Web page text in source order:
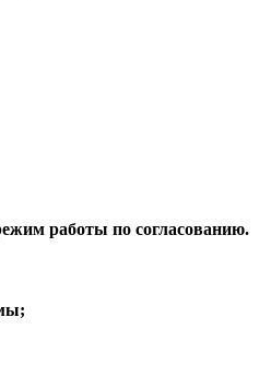
работы по согласованию.